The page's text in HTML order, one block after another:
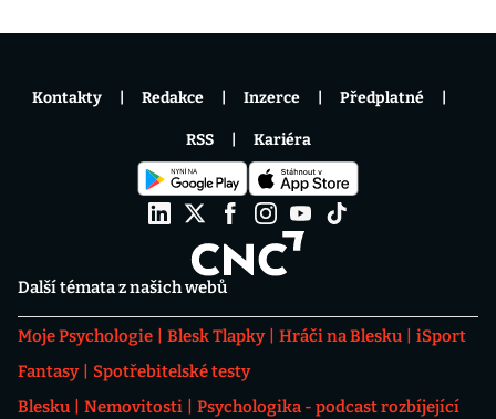
Další témata z našich webů
Moje Psychologie Blesk Tlapky Hráči na Blesku
iSport
Fantasy
Spotřebitelské testy
Blesku
Nemovitosti
Psychologika - podcast rozbíjející
Kontakty Redakce Inzerce Předplatné
RSS Kariéra